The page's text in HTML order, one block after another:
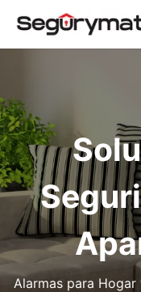
Alarmas para